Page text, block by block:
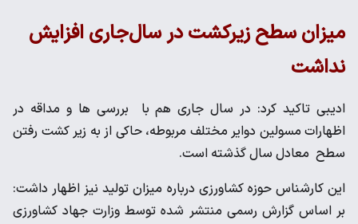
میزان سطح زیرکشت در سال‌جاری افزایش
نداشت
ادیبی تاکید کرد: در سال جاری هم با بررسی ها و مداقه در
اظهارات مسولین دوایر مختلف مربوطه، حاکی از به زیر کشت رفتن
سطح معادل سال گذشته است.
این کارشناس حوزه کشاورزی درباره میزان تولید نیز اظهار داشت:
بر اساس گزارش رسمی منتشر شده توسط وزارت جهاد کشاورزی